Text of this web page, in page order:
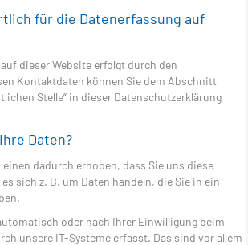
für die Datenerfassung auf
dieser Website erfolgt durch den
Kontaktdaten können Sie dem Abschnitt
Stelle“ in dieser Datenschutzerklärung
Daten?
einen dadurch erhoben, dass Sie uns diese
sich z. B. um Daten handeln, die Sie in ein
oder nach Ihrer Einwilligung beim
unsere IT-Systeme erfasst. Das sind vor allem